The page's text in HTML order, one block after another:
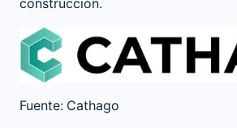
construcción.
Fuente: Cathago